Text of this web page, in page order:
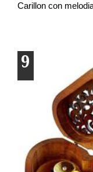
Carillon con
9